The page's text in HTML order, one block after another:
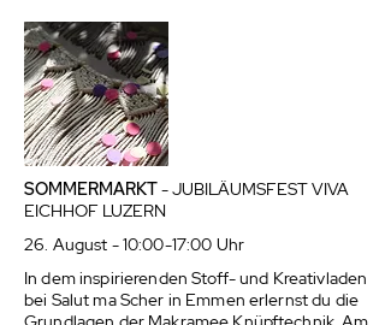
SOMMERMARKT- JUBILÄUMSFEST VIVA
EICHHOF LUZERN
26. August - 10:00-17:00 Uhr
In dem inspirierenden Stoff- und Kreativladen
bei Salut ma Scher in Emmen erlernst du die